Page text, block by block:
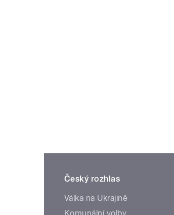
Český rozhlas
Válka na Ukrajině